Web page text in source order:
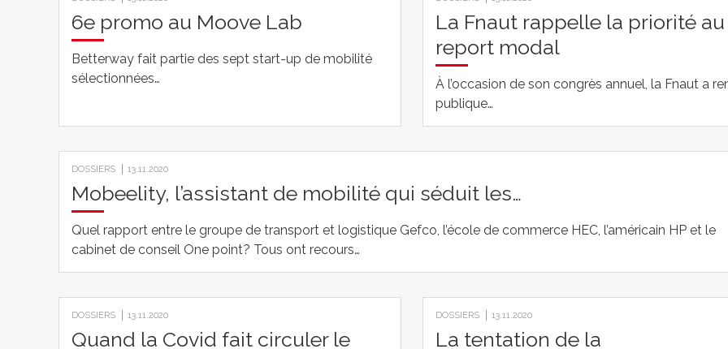
6e promo au Moove Lab
Betterway fait partie des sept start-up de mobilité
sélectionnées…
La Fnaut rappelle la priorité au
report modal
À l’occasion de son congrès annuel, la Fnaut a
publique…
DOSSIERS 13.11.2020
Mobeelity, l’assistant de mobilité qui séduit les…
Quel rapport entre le groupe de transport et logistique Gefco, l’école de commerce HEC, l’américain HP et le
cabinet de conseil One point? Tous ont recours…
DOSSIERS 13.11.2020
Quand la Covid fait circuler le
DOSSIERS 13.11.2020
La tentation de la